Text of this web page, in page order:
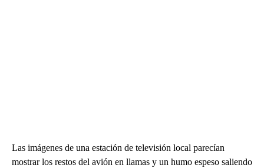
Las imágenes de una estación de televisión local parecían
mostrar los restos del avión en llamas y un humo espeso saliendo